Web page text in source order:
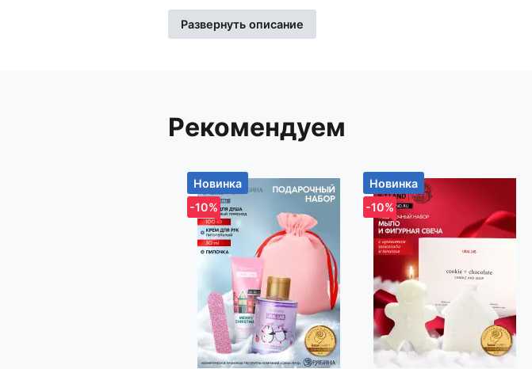
холод, ветер, сухой воздух и механические повреждения. Это
или при сухом климате. Вазелин может ускорять заживление
мозолей и потертостей. Если у вас есть вопросы по данному
нашу информационную службу (озвучив код товара: 418301) и
Импортер: Частное торговое унитарное предприятие «Книжный Клуб», Республика Беларусь,
223060, Минская обл., Минский р-н, Новодворский с/с, дом 40,
Развернуть описание
Рекомендуем
Новинка
-10%
Новинка
-10%